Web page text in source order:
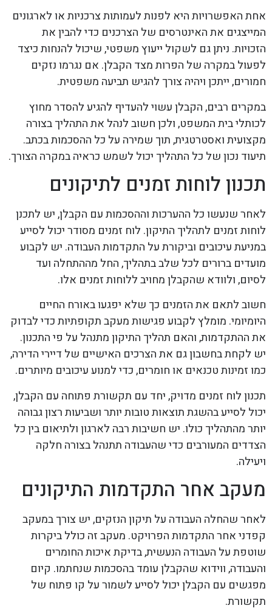
אחת האפשרויות היא לפנות לעמותות צרכניות או לארגונים
המייצגים את האינטרסים של הצרכנים כדי להבין את
הזכויות. ניתן גם לשקול ייעוץ משפטי, שיכול להנחות כיצד
לפעול במקרה של הפרות מצד הקבלן. אם נגרמו נזקים
חמורים, ייתכן ויהיה צורך להגיש תביעה משפטית.
במקרים רבים, הקבלן עשוי להעדיף להגיע להסדר מחוץ
לכותלי בית המשפט, ולכן חשוב לנהל את התהליך בצורה
מקצועית ואסטרטגית, תוך שמירה על כל ההסכמות בכתב.
תיעוד נכון של כל התהליך יכול לשמש כראיה במקרה הצורך.
תכנון לוחות זמנים לתיקונים
לאחר שנעשו כל ההערכות וההסכמות עם הקבלן, יש לתכנן
לוחות זמנים לתהליך התיקון. לוח זמנים מסודר יכול לסייע
במניעת עיכובים וביקורת על התקדמות העבודה. יש לקבוע
מועדים ברורים לכל שלב בתהליך, החל מההתחלה ועד
לסיום, ולוודא שהקבלן מחויב ללוחות זמנים אלו.
חשוב לתאם את הזמנים כך שלא יפגעו באורח החיים
היומיומי. מומלץ לקבוע פגישות מעקב תקופתיות כדי לבדוק
את ההתקדמות, והאם תהליך התיקון מתנהל על פי התכנון.
יש לקחת בחשבון גם את הצרכים האישיים של דיירי הדירה,
כמו זמינות טכנאים או חומרים, כדי למנוע עיכובים מיותרים.
תכנון לוח זמנים מדויק, יחד עם תקשורת פתוחה עם הקבלן,
יכול לסייע בהשגת תוצאות טובות יותר ושביעות רצון גבוהה
יותר מהתהליך כולו. יש חשיבות רבה לארגון ולתיאום בין כל
הצדדים המעורבים כדי שהעבודה תתנהל בצורה חלקה
ויעילה.
מעקב אחר התקדמות התיקונים
לאחר שהחלה העבודה על תיקון הנזקים, יש צורך במעקב
קפדני אחר התקדמות הפרויקט. מעקב זה כולל ביקרות
שוטפת על העבודה הנעשית, בדיקת איכות החומרים
והעבודה, ווידוא שהקבלן עומד בהסכמות שנחתמו. קיום
מפגשים עם הקבלן יכול לסייע לשמור על קו פתוח של
תקשורת.